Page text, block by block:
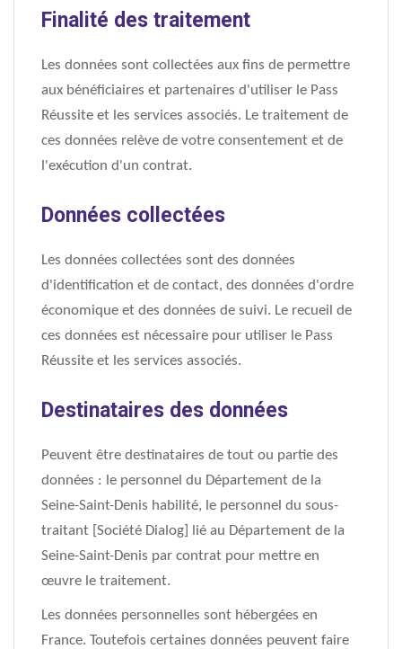
Finalité des traitement
Les données sont collectées aux fins de permettre
aux bénéficiaires et partenaires d'utiliser le Pass
Réussite et les services associés. Le traitement de
ces données relève de votre consentement et de
l'exécution d'un contrat.
Données collectées
Les données collectées sont des données
d'identification et de contact, des données d'ordre
économique et des données de suivi. Le recueil de
ces données est nécessaire pour utiliser le Pass
Réussite et les services associés.
Destinataires des données
Peuvent être destinataires de tout ou partie des
données : le personnel du Département de la
Seine-Saint-Denis habilité, le personnel du sous-
traitant [Société Dialog] lié au Département de la
Seine-Saint-Denis par contrat pour mettre en
œuvre le traitement.
Les données personnelles sont hébergées en
France. Toutefois certaines données peuvent faire